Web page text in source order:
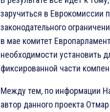
заручиться в Еврокомиссии
законодательного
в мае комитет
необходимости установить
фиксированной части
Между тем, по информации
автор данного проекта